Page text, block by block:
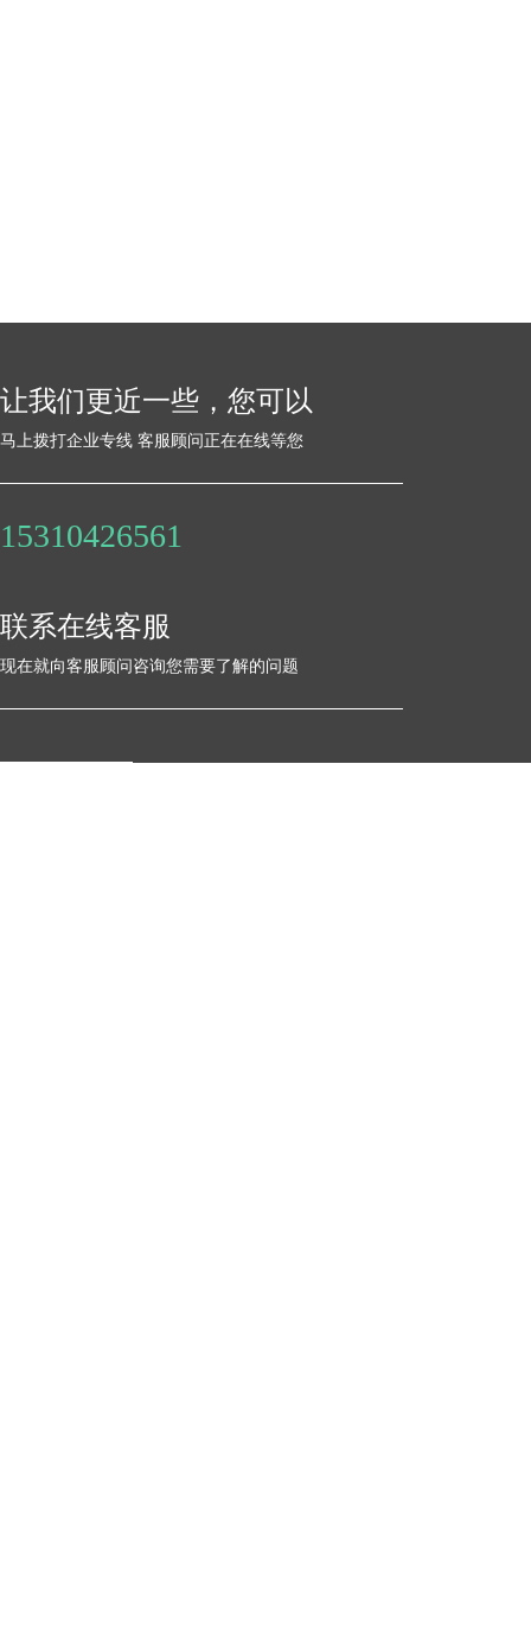
15310426561
现在就向客服顾问咨询您需要了解的问题
让我们更近一些，您可以
马上拨打企业专线 客服顾问正在在线等您
联系在线客服